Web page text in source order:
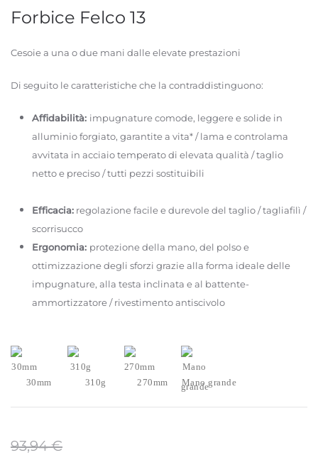
Forbice Felco 13
Cesoie a una o due mani dalle elevate prestazioni
Di seguito le caratteristiche che la contraddistinguono:
Affidabilità: impugnature comode, leggere e solide in
alluminio forgiato, garantite a vita* / lama e controlama
avvitata in acciaio temperato di elevata qualità / taglio
netto e preciso / tutti pezzi sostituibili
Efficacia: regolazione facile e durevole del taglio / tagliafilì /
scorrisucco
Ergonomia: protezione della mano, del polso e
ottimizzazione degli sforzi grazie alla forma ideale delle
impugnature, alla testa inclinata e al battente-
ammortizzatore / rivestimento antiscivolo
30mm 310g 270mm Mano grande
93,94 €